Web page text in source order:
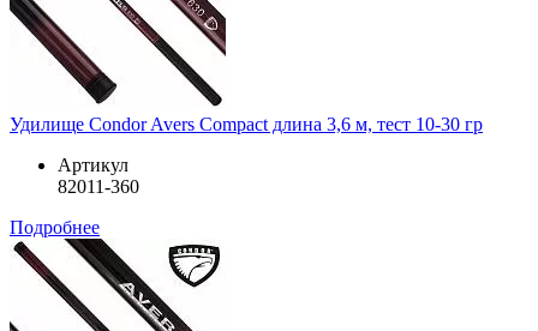
Удилище Condor Avers Compact длина 3,6 м, тест 10-30 гр
Артикул
82011-360
Подробнее